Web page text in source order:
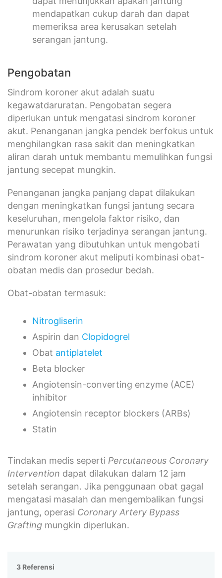
mendapatkan cukup darah dan dapat
memeriksa area kerusakan setelah
serangan jantung.
Pengobatan
Sindrom koroner akut adalah suatu
kegawatdaruratan. Pengobatan segera
diperlukan untuk mengatasi sindrom koroner
akut. Penanganan jangka pendek berfokus untuk
menghilangkan rasa sakit dan meningkatkan
aliran darah untuk membantu memulihkan fungsi
jantung secepat mungkin.
Penanganan jangka panjang dapat dilakukan
dengan meningkatkan fungsi jantung secara
keseluruhan, mengelola faktor risiko, dan
menurunkan risiko terjadinya serangan jantung.
Perawatan yang dibutuhkan untuk mengobati
sindrom koroner akut meliputi kombinasi obat-
obatan medis dan prosedur bedah.
Obat-obatan termasuk:
Nitrogliserin
Aspirin dan Clopidogrel
Obat antiplatelet
Beta blocker
Angiotensin-converting enzyme (ACE)
inhibitor
Angiotensin receptor blockers (ARBs)
Statin
Tindakan medis seperti Percutaneous Coronary
Intervention dapat dilakukan dalam 12 jam
setelah serangan. Jika penggunaan obat gagal
mengatasi masalah dan mengembalikan fungsi
jantung, operasi Coronary Artery Bypass
Grafting mungkin diperlukan.
3 Referensi